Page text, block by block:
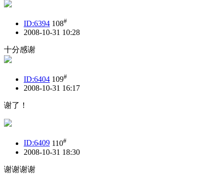
ID:6394 108#
2008-10-31 10:28
十分感谢
ID:6404 109#
2008-10-31 16:17
谢了！
ID:6409 110#
2008-10-31 18:30
谢谢谢谢